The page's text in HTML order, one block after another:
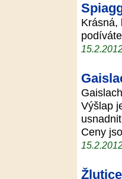
Krásná,
Výšlap
Ceny
Žlutice